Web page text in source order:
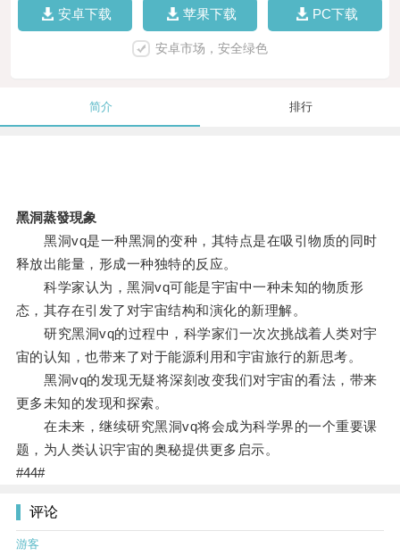
安卓下载 苹果下载 PC下载
安卓市场，安全绿色
简介 排行
黑洞蒸發現象
黑洞vq是一种黑洞的变种，其特点是在吸引物质的同时
释放出能量，形成一种独特的反应。
科学家认为，黑洞vq可能是宇宙中一种未知的物质形
态，其存在引发了对宇宙结构和演化的新理解。
研究黑洞vq的过程中，科学家们一次次挑战着人类对宇
宙的认知，也带来了对于能源利用和宇宙旅行的新思考。
黑洞vq的发现无疑将深刻改变我们对宇宙的看法，带来
更多未知的发现和探索。
在未来，继续研究黑洞vq将会成为科学界的一个重要课
题，为人类认识宇宙的奥秘提供更多启示。
#44#
评论
游客